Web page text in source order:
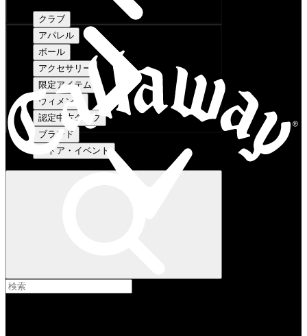
クラブ
アパレル
ボール
アクセサリー
限定アイテム
ウィメンズ
認定中古クラブ
ブランド
ストア・イベント